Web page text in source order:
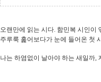
오랜만에 읽는 시다. 함민복 시인이
주루룩 훑어보다가 눈에 들어온 첫
나는 하염없이 날아야 하는 새일까,